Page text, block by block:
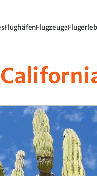
FlughäfenFlugzeuge